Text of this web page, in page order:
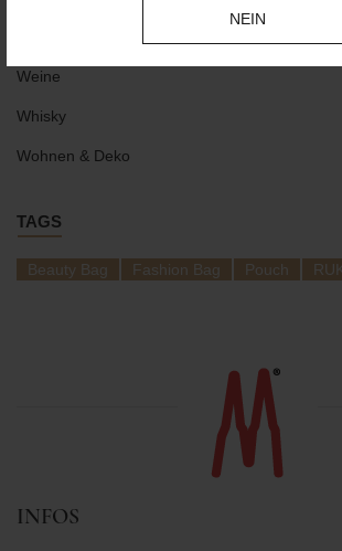
NEIN
Weine
Whisky
Wohnen & Deko
TAGS
Beauty Bag Fashion Bag Pouch
INFOS